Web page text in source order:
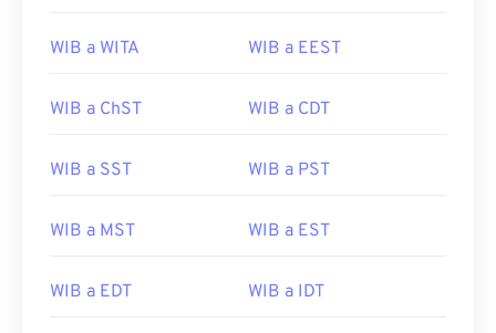
WIB a WITA WIB a EEST
WIB a ChST WIB a CDT
WIB a SST WIB a PST
WIB a MST WIB a EST
WIB a EDT WIB a IDT